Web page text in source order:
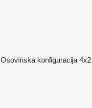
Osovinska konfiguracija 4x2